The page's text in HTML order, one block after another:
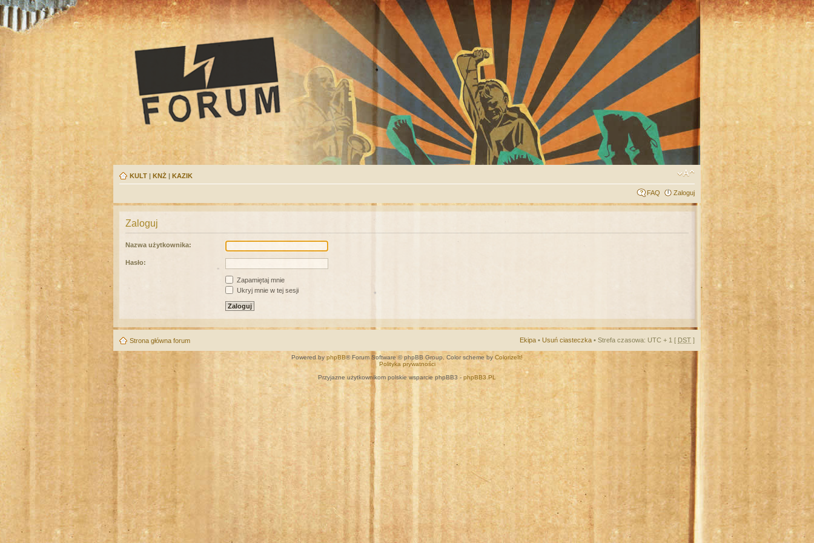
KULT | KNŻ | KAZIK
FAQ Zaloguj
Zaloguj
Nazwa użytkownika:
Hasło:
Zapamiętaj mnie
Ukryj mnie w tej sesji
Strona główna forum Ekipa • Usuń ciasteczka • Strefa czasowa: UTC + 1 [ DST ]
Powered by phpBB® Forum Software © phpBB Group. Color scheme by ColorizeIt!
Polityka prywatności
Przyjazne użytkownikom polskie wsparcie phpBB3 - phpBB3.PL